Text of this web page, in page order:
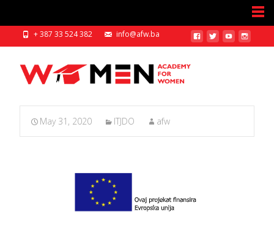
+ 387 33 524 382 info@afw.ba
May 31, 2020 ITJDO afw